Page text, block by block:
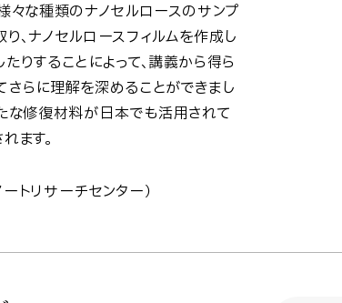
々な種類のナノセルロースのサンプ
、ナノセルロースフィルムを作成し
りすることによって、講義から得ら
らに理解を深めることができまし
な修復材料が日本でも活用されて
ます。
トリサーチセンター）